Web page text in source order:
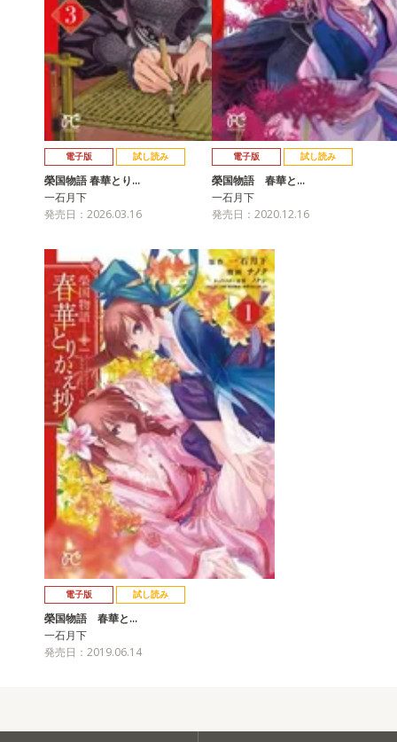
電子版 試し読み
榮国物語 春華とり…
一石月下
発売日：2026.03.16
電子版 試し読み
榮国物語 春華と…
一石月下
発売日：2020.12.16
電子版 試し読み
榮国物語 春華と…
一石月下
発売日：2019.06.14